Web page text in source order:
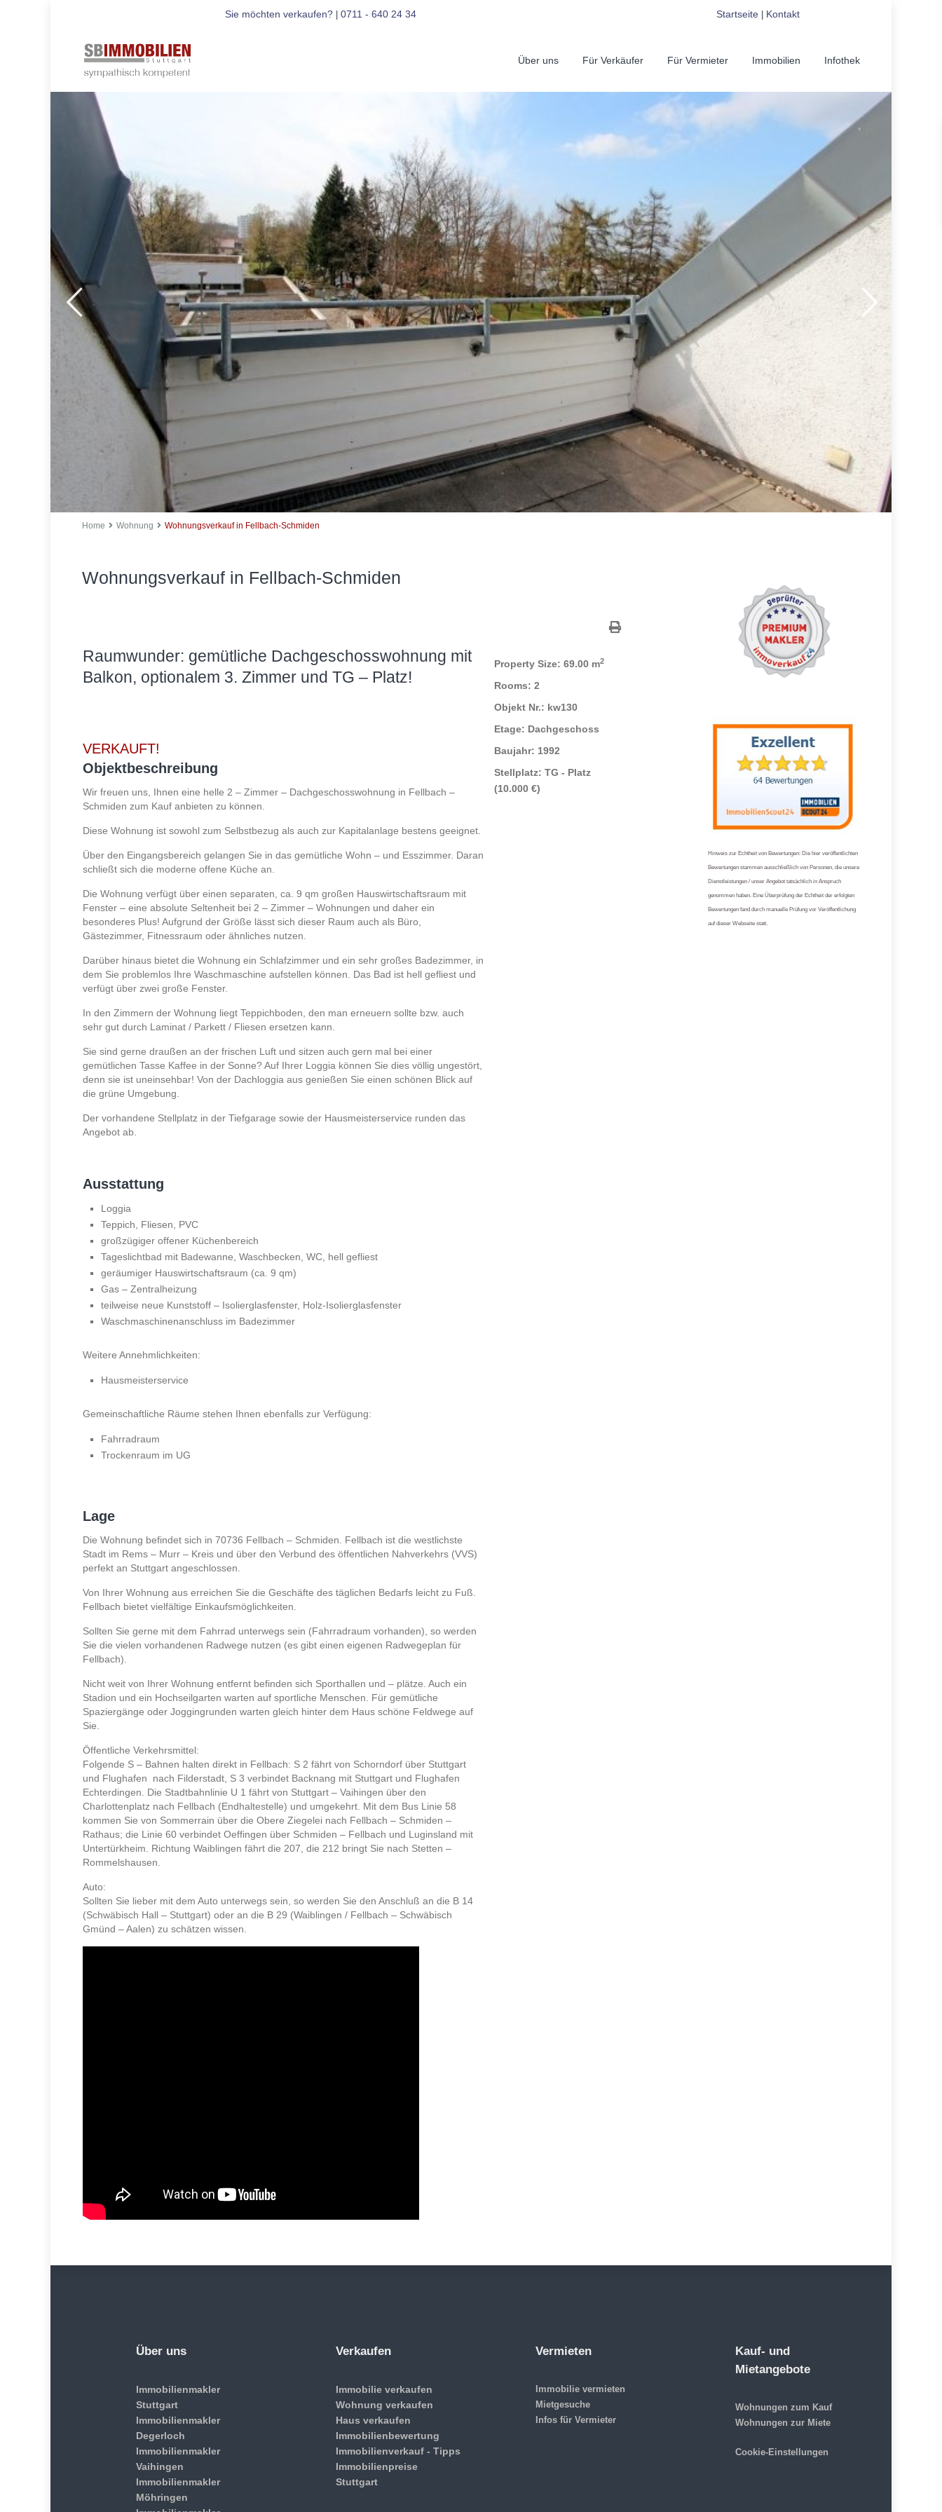
Sie möchten verkaufen? 0711 - 640 24 34 Startseite| Kontakt
Über uns Für Verkäufer Für Vermieter Immobilien Infothek
Home Wohnung Wohnungsverkauf in Fellbach-Schmiden
Wohnungsverkauf in Fellbach-Schmiden
Raumwunder: gemütliche Dachgeschosswohnung mit
Balkon, optionalem 3. Zimmer und TG – Platz!
VERKAUFT!
Objektbeschreibung
Wir freuen uns, Ihnen eine helle 2 – Zimmer – Dachgeschosswohnung in Fellbach –
Schmiden zum Kauf anbieten zu können.
Diese Wohnung ist sowohl zum Selbstbezug als auch zur Kapitalanlage bestens geeignet.
Über den Eingangsbereich gelangen Sie in das gemütliche Wohn – und Esszimmer. Daran
schließt sich die moderne offene Küche an.
Die Wohnung verfügt über einen separaten, ca. 9 qm großen Hauswirtschaftsraum mit
Fenster – eine absolute Seltenheit bei 2 – Zimmer – Wohnungen und daher ein
besonderes Plus! Aufgrund der Größe lässt sich dieser Raum auch als Büro,
Gästezimmer, Fitnessraum oder ähnliches nutzen.
Darüber hinaus bietet die Wohnung ein Schlafzimmer und ein sehr großes Badezimmer, in
dem Sie problemlos Ihre Waschmaschine aufstellen können. Das Bad ist hell gefliest und
verfügt über zwei große Fenster.
In den Zimmern der Wohnung liegt Teppichboden, den man erneuern sollte bzw. auch
sehr gut durch Laminat / Parkett / Fliesen ersetzen kann.
Sie sind gerne draußen an der frischen Luft und sitzen auch gern mal bei einer
gemütlichen Tasse Kaffee in der Sonne? Auf Ihrer Loggia können Sie dies völlig ungestört,
denn sie ist uneinsehbar! Von der Dachloggia aus genießen Sie einen schönen Blick auf
die grüne Umgebung.
Der vorhandene Stellplatz in der Tiefgarage sowie der Hausmeisterservice runden das
Angebot ab.
Ausstattung
Loggia
Teppich, Fliesen, PVC
großzügiger offener Küchenbereich
Tageslichtbad mit Badewanne, Waschbecken, WC, hell gefliest
geräumiger Hauswirtschaftsraum (ca. 9 qm)
Gas – Zentralheizung
teilweise neue Kunststoff – Isolierglasfenster, Holz-Isolierglasfenster
Waschmaschinenanschluss im Badezimmer
Weitere Annehmlichkeiten:
Hausmeisterservice
Gemeinschaftliche Räume stehen Ihnen ebenfalls zur Verfügung:
Fahrradraum
Trockenraum im UG
Lage
Die Wohnung befindet sich in 70736 Fellbach – Schmiden. Fellbach ist die westlichste
Stadt im Rems – Murr – Kreis und über den Verbund des öffentlichen Nahverkehrs (VVS)
perfekt an Stuttgart angeschlossen.
Von Ihrer Wohnung aus erreichen Sie die Geschäfte des täglichen Bedarfs leicht zu Fuß.
Fellbach bietet vielfältige Einkaufsmöglichkeiten.
Sollten Sie gerne mit dem Fahrrad unterwegs sein (Fahrradraum vorhanden), so werden
Sie die vielen vorhandenen Radwege nutzen (es gibt einen eigenen Radwegeplan für
Fellbach).
Nicht weit von Ihrer Wohnung entfernt befinden sich Sporthallen und – plätze. Auch ein
Stadion und ein Hochseilgarten warten auf sportliche Menschen. Für gemütliche
Spaziergänge oder Joggingrunden warten gleich hinter dem Haus schöne Feldwege auf
Sie.
Öffentliche Verkehrsmittel:
Folgende S – Bahnen halten direkt in Fellbach: S 2 fährt von Schorndorf über Stuttgart
und Flughafen nach Filderstadt, S 3 verbindet Backnang mit Stuttgart und Flughafen
Echterdingen. Die Stadtbahnlinie U 1 fährt von Stuttgart – Vaihingen über den
Charlottenplatz nach Fellbach (Endhaltestelle) und umgekehrt. Mit dem Bus Linie 58
kommen Sie von Sommerrain über die Obere Ziegelei nach Fellbach – Schmiden –
Rathaus; die Linie 60 verbindet Oeffingen über Schmiden – Fellbach und Luginsland mit
Untertürkheim. Richtung Waiblingen fährt die 207, die 212 bringt Sie nach Stetten –
Rommelshausen.
Auto:
Sollten Sie lieber mit dem Auto unterwegs sein, so werden Sie den Anschluß an die B 14
(Schwäbisch Hall – Stuttgart) oder an die B 29 (Waiblingen / Fellbach – Schwäbisch
Gmünd – Aalen) zu schätzen wissen.
Property Size: 69.00 m2
Rooms: 2
Objekt Nr.: kw130
Etage: Dachgeschoss
Baujahr: 1992
Stellplatz: TG - Platz
(10.000 €)
Hinweis zur Echtheit von Bewertungen: Die hier veröffentlichten
Bewertungen stammen ausschließlich von Personen, die unsere
Dienstleistungen / unser Angebot tatsächlich in Anspruch
genommen haben. Eine Überprüfung der Echtheit der erfolgten
Bewertungen fand durch manuelle Prüfung vor Veröffentlichung
auf dieser Webseite statt.
Über uns
Immobilienmakler
Stuttgart
Immobilienmakler
Degerloch
Immobilienmakler
Vaihingen
Immobilienmakler
Möhringen
Verkaufen
Immobilie verkaufen
Wohnung verkaufen
Haus verkaufen
Immobilienbewertung
Immobilienverkauf - Tipps
Immobilienpreise
Stuttgart
Vermieten
Immobilie vermieten
Mietgesuche
Infos für Vermieter
Kauf- und
Mietangebote
Wohnungen zum Kauf
Wohnungen zur Miete
Cookie-Einstellungen